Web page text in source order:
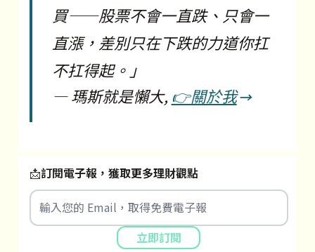
買——股票不會一直跌、只會一
直漲，差別只在下跌的力道你扛
不扛得起。」
―瑪斯就是懶大, 👉關於我
📩訂閱電子報，獲取更多理財觀點
立即訂閱